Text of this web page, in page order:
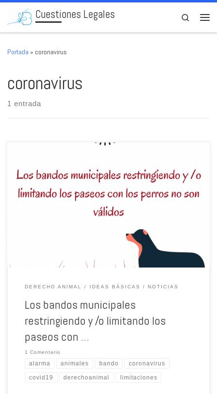
Skip to content
Cuestiones Legales
Search
Portada » coronavirus
coronavirus
1 entrada
DERECHO ANIMAL IDEAS BÁSICAS NOTICIAS
Los bandos municipales
restringiendo y /o limitando los
paseos con …
1 Comentario
alarma animales bando coronavirus
covid19 derechoanimal limitaciones